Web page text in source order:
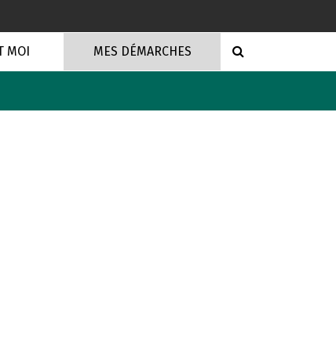
MOI MES DÉMARCHES